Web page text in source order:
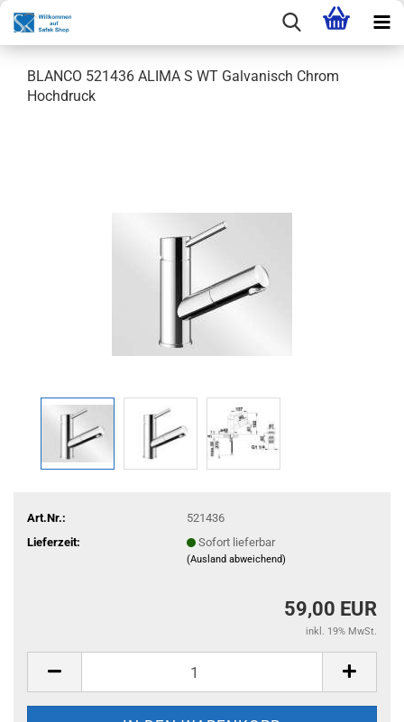
BLANCO 521436 ALIMA S WT Galvanisch Chrom
Hochdruck
Art.Nr.:
521436
Lieferzeit:
Sofort lieferbar
(Ausland abweichend)
59,00 EUR
inkl. 19% MwSt.